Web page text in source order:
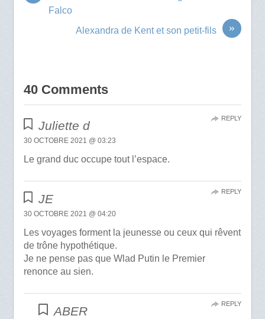
Falco
»
Alexandra de Kent et son petit-fils
40 Comments
Juliette d
30 OCTOBRE 2021 @ 03:23
Le grand duc occupe tout l’espace.
REPLY
JE
30 OCTOBRE 2021 @ 04:20
Les voyages forment la jeunesse ou ceux qui rêvent
de trône hypothétique.
Je ne pense pas que Wlad Putin le Premier
renonce au sien.
REPLY
ABER
REPLY